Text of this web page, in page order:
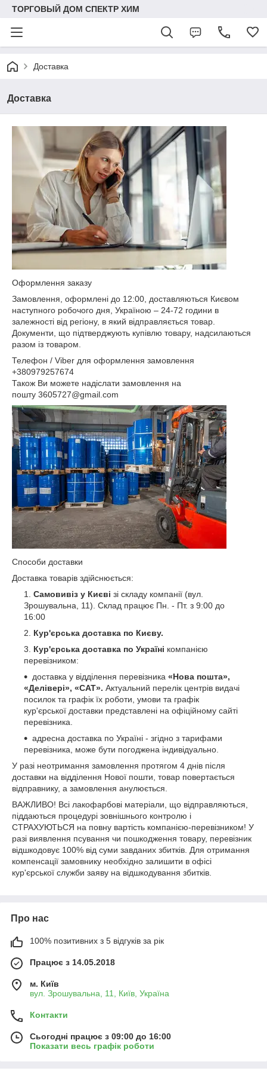
ТОРГОВЫЙ ДОМ СПЕКТР ХИМ
Доставка
Доставка
Оформлення заказу
Замовлення, оформлені до 12:00, доставляються Києвом
наступного робочого дня, Україною – 24-72 години в
залежності від регіону, в який відправляється товар.
Документи, що підтверджують купівлю товару, надсилаються
разом із товаром.
Телефон / Viber для оформлення замовлення
+380979257674
Також Ви можете надіслати замовлення на
пошту 3605727@gmail.com
Способи доставки
Доставка товарів здійснюється:
Самовивіз у Києві зі складу компанії (вул.
Зрошувальна, 11). Склад працює Пн. - Пт. з 9:00 до
16:00
Кур'єрська доставка по Києву.
Кур'єрська доставка по Україні компанією
перевізником:
доставка у відділення перевізника «Нова пошта»,
«Делівері», «САТ». Актуальний перелік центрів видачі
посилок та графік їх роботи, умови та графік
кур'єрської доставки представлені на офіційному сайті
перевізника.
адресна доставка по Україні - згідно з тарифами
перевізника, може бути погоджена індивідуально.
У разі неотримання замовлення протягом 4 днів після
доставки на відділення Нової пошти, товар повертається
відправнику, а замовлення анулюється.
ВАЖЛИВО! Всі лакофарбові матеріали, що відправляються,
піддаються процедурі зовнішнього контролю і
СТРАХУЮТЬСЯ на повну вартість компанією-перевізником! У
разі виявлення псування чи пошкодження товару, перевізник
відшкодовує 100% від суми завданих збитків. Для отримання
компенсації замовнику необхідно залишити в офісі
кур'єрської служби заяву на відшкодування збитків.
Про нас
100% позитивних з 5 відгуків за рік
Працює з 14.05.2018
м. Київ
вул. Зрошувальна, 11, Київ, Україна
Контакти
Сьогодні працює з 09:00 до 16:00
Показати весь графік роботи